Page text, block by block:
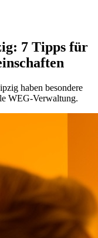
7 Tipps für
haben besondere
WEG-Verwaltung.